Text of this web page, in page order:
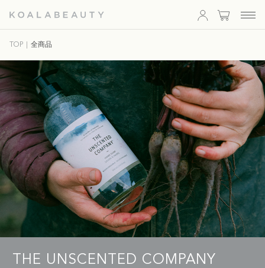
BEAUTY
TOP 全商品
THE UNSCENTED COMPANY